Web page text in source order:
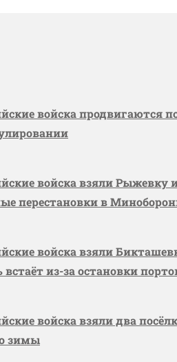
войска продвигаются
войска взяли
перестановки в
войска взяли
из-за остановки
войска взяли два
зимы